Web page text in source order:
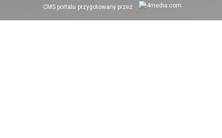
CMS portalu przygotowany przez